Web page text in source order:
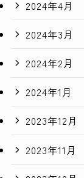
2024年4月
2024年3月
2024年2月
2024年1月
2023年12月
2023年11月